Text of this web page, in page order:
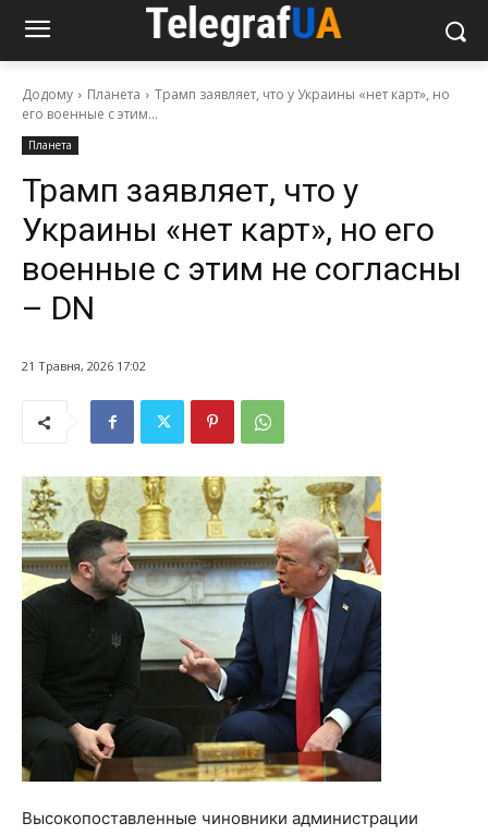
Додому Планета
Трамп заявляет, что у Украины «нет карт», но
его военные с этим...
Планета
Трамп заявляет, что у
Украины «нет карт», но его
военные с этим не согласны
– DN
21 Травня, 2026 17:02
Высокопоставленные чиновники администрации